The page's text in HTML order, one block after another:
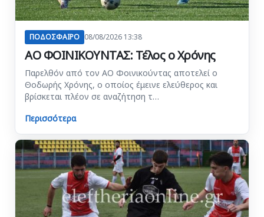
ΠΟΔΟΣΦΑΙΡΟ 08/08/2026 13:38
ΑΟ ΦΟΙΝΙΚΟΥΝΤΑΣ: Τέλος ο Χρόνης
Παρελθόν από τον ΑΟ Φοινικούντας αποτελεί ο
Θοδωρής Χρόνης, ο οποίος έμεινε ελεύθερος και
βρίσκεται πλέον σε αναζήτηση τ…
Περισσότερα